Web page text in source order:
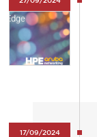
17/09/2024